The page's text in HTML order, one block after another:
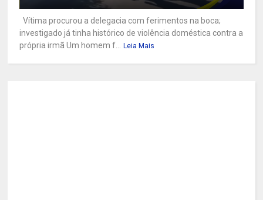
Vítima procurou a delegacia com ferimentos na boca;
investigado já tinha histórico de violência doméstica contra a
própria irmã Um homem f...
Leia Mais